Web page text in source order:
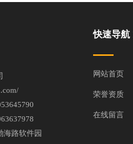
海路软件园
快速导航
网站首页
荣誉资质
在线留言